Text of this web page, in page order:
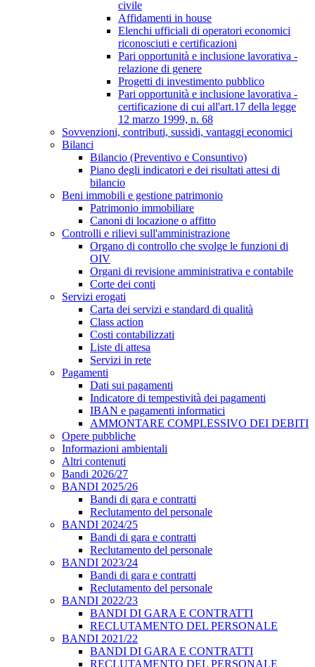
civile
Affidamenti in house
Elenchi ufficiali di operatori economici
riconosciuti e certificazioni
Pari opportunità e inclusione lavorativa -
relazione di genere
Progetti di investimento pubblico
Pari opportunità e inclusione lavorativa -
certificazione di cui all'art.17 della legge
12 marzo 1999, n. 68
Sovvenzioni, contributi, sussidi, vantaggi economici
Bilanci
Bilancio (Preventivo e Consuntivo)
Piano degli indicatori e dei risultati attesi di
bilancio
Beni immobili e gestione patrimonio
Patrimonio immobiliare
Canoni di locazione o affitto
Controlli e rilievi sull'amministrazione
Organo di controllo che svolge le funzioni di
OIV
Organi di revisione amministrativa e contabile
Corte dei conti
Servizi erogati
Carta dei servizi e standard di qualità
Class action
Costi contabilizzati
Liste di attesa
Servizi in rete
Pagamenti
Dati sui pagamenti
Indicatore di tempestività dei pagamenti
IBAN e pagamenti informatici
AMMONTARE COMPLESSIVO DEI DEBITI
Opere pubbliche
Informazioni ambientali
Altri contenuti
Bandi 2026/27
BANDI 2025/26
Bandi di gara e contratti
Reclutamento del personale
BANDI 2024/25
Bandi di gara e contratti
Reclutamento del personale
BANDI 2023/24
Bandi di gara e contratti
Reclutamento del personale
BANDI 2022/23
BANDI DI GARA E CONTRATTI
RECLUTAMENTO DEL PERSONALE
BANDI 2021/22
BANDI DI GARA E CONTRATTI
RECLUTAMENTO DEL PERSONALE